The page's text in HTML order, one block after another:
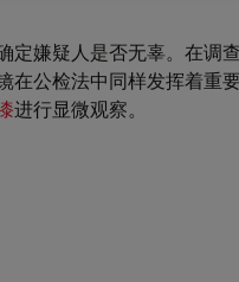
定嫌疑人是否无辜。在调
在公检法中同样发挥着重
进行显微观察。